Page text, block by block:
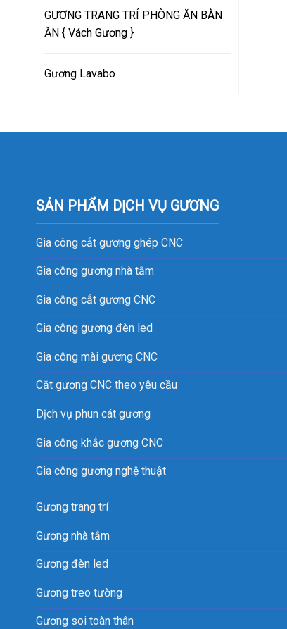
GƯƠNG TRANG TRÍ PHÒNG ĂN BÀN
ĂN { Vách Gương }
Gương Lavabo
SẢN PHẨM DỊCH VỤ GƯƠNG
Gia công cắt gương ghép CNC
Gia công gương nhà tắm
Gia công cắt gương CNC
Gia công gương đèn led
Gia công mài gương CNC
Cắt gương CNC theo yêu cầu
Dịch vụ phun cát gương
Gia công khắc gương CNC
Gia công gương nghệ thuật
Gương trang trí
Gương nhà tắm
Gương đèn led
Gương treo tường
Gương soi toàn thân